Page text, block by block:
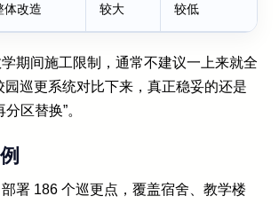
体改造 较大 较低
期间施工限制，通常不建议一上来就全
园巡更系统对比下来，真正稳妥的还是
区替换”。
署 186 个巡更点，覆盖宿舍、教学楼